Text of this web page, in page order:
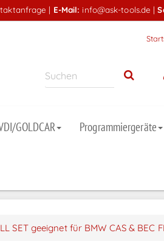
| E-Mail: info@ask-tools.de |
GOLDCAR Programmiergeräte
SET geeignet für BMW CAS & BEC